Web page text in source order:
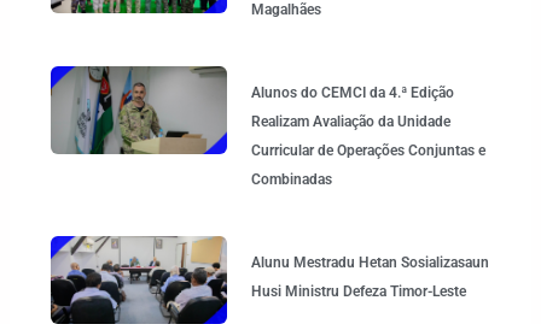
Magalhães
Alunos do CEMCI da 4.ª Edição
Realizam Avaliação da Unidade
Curricular de Operações Conjuntas e
Combinadas
Alunu Mestradu Hetan Sosializasaun
Husi Ministru Defeza Timor-Leste